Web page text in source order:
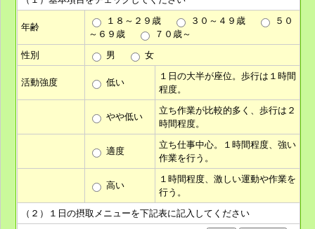
年齢
１８～２９歳 ３０～４９歳
５０
～６９歳
７０歳～
性別
男 女
活動強度 低い
１日の大半が座位。歩行は１時間
程度。
やや低い
立ち作業が比較的多く、歩行は２
時間程度。
適度
立ち仕事中心。１時間程度、強い
作業を行う。
高い
１時間程度、激しい運動や作業を
行う。
（２）１日の摂取メニューを下記表に記入してください